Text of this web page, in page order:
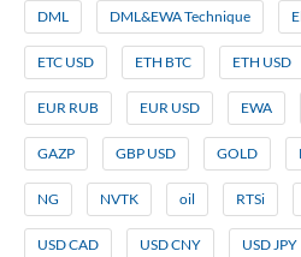
DML DML&EWA Technique
ETC USD ETH BTC ETH USD
EUR RUB EUR USD EWA
GAZP GBP USD GOLD
NG NVTK oil RTSi
USD CAD USD CNY USD JPY